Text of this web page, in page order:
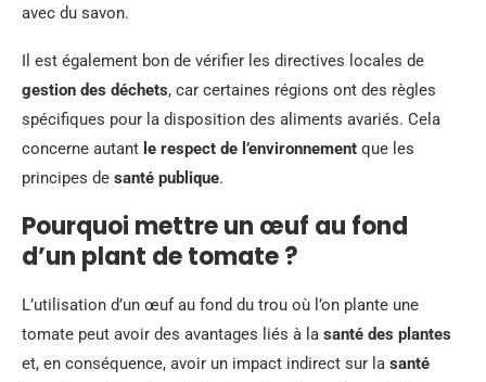
avec du savon.
Il est également bon de vérifier les directives locales de
gestion des déchets, car certaines régions ont des règles
spécifiques pour la disposition des aliments avariés. Cela
concerne autant le respect de l’environnement que les
principes de santé publique.
Pourquoi mettre un œuf au fond
d’un plant de tomate ?
L’utilisation d’un œuf au fond du trou où l’on plante une
tomate peut avoir des avantages liés à la santé des plantes
et, en conséquence, avoir un impact indirect sur la santé